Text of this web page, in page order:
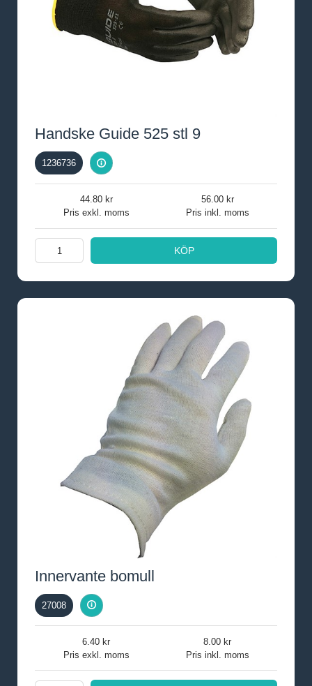
Handske Guide 525 stl 9
1236736
Pris exkl. moms
44.80
Pris inkl. moms
56.00
KÖP
Innervante bomull
27008
Pris exkl. moms
6.40
Pris inkl. moms
8.00